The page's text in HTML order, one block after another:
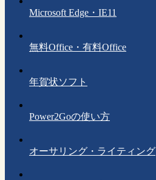
Microsoft Edge・IE11
無料Office・有料Office
年賀状ソフト
Power2Goの使い方
オーサリング・ライティング